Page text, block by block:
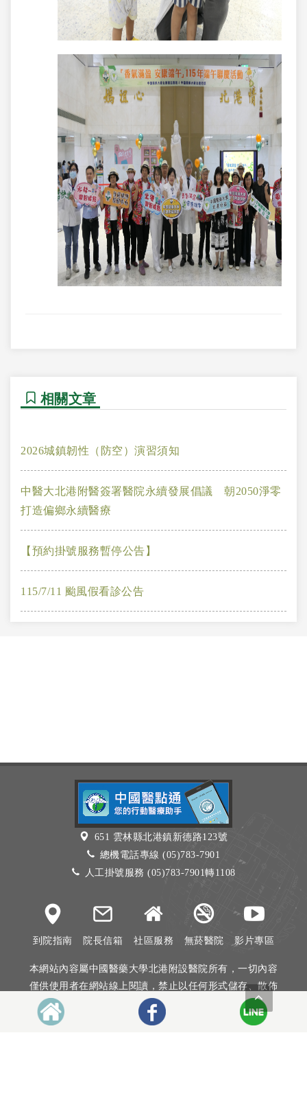
相關文章
2026城鎮韌性（防空）演習須知
中醫大北港附醫簽署醫院永續發展倡議 朝2050淨零
打造偏鄉永續醫療
【預約掛號服務暫停公告】
115/7/11 颱風假看診公告
651 雲林縣北港鎮新德路123號
總機電話專線 (05)783-7901
人工掛號服務 (05)783-7901轉1108
到院指南 院長信箱 社區服務 無菸醫院 影片專區
本網站內容屬中國醫藥大學北港附設醫院所有，一切內容
僅供使用者在網站線上閱讀，禁止以任何形式儲存、散佈
或重製部分或全部內容
本網站建議以Internet Explorer 10以上、Firefox或Google